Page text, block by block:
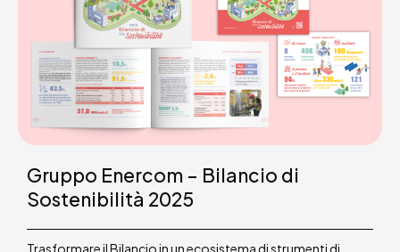
Gruppo Enercom – Bilancio di
Sostenibilità 2025
Trasformare il Bilancio in un ecosistema di strumenti di